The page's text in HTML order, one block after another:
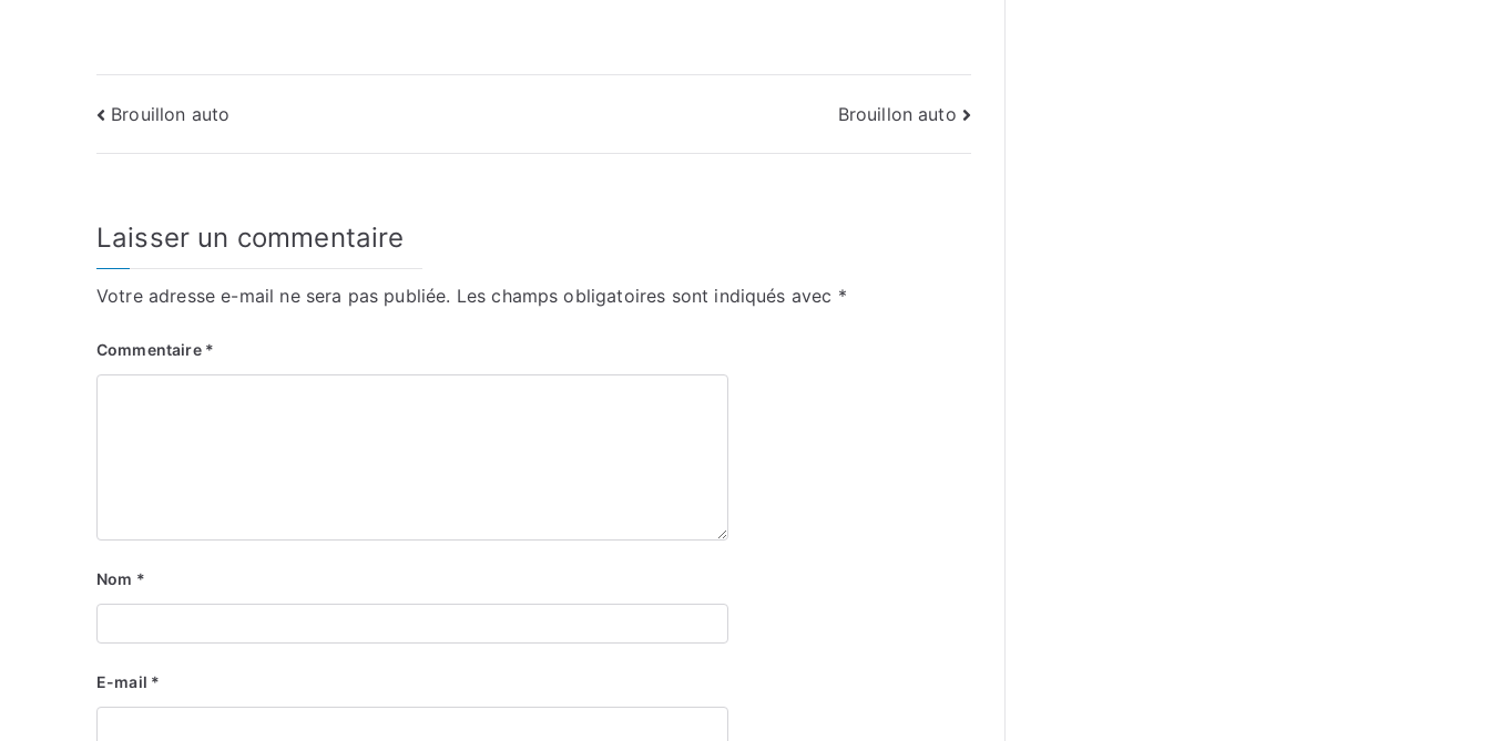
Navigation
de
Brouillon auto Brouillon auto
Laisser un commentaire
Votre adresse e-mail ne sera pas publiée. Les champs obligatoires sont indiqués avec *
Commentaire *
Nom *
E-mail *